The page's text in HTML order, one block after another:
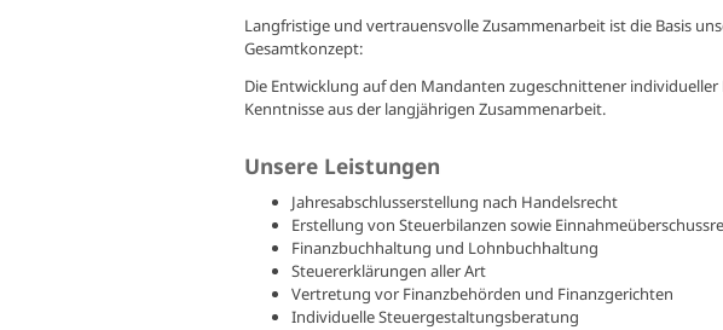
Langfristige und vertrauensvolle Zusammenarbeit ist die Basis
Gesamtkonzept:
Die Entwicklung auf den Mandanten zugeschnittener
Kenntnisse aus der langjährigen Zusammenarbeit.
Unsere Leistungen
Jahresabschlusserstellung nach Handelsrecht
Erstellung von Steuerbilanzen sowie
Finanzbuchhaltung und Lohnbuchhaltung
Steuererklärungen aller Art
Vertretung vor Finanzbehörden und Finanzgerichten
Individuelle Steuergestaltungsberatung